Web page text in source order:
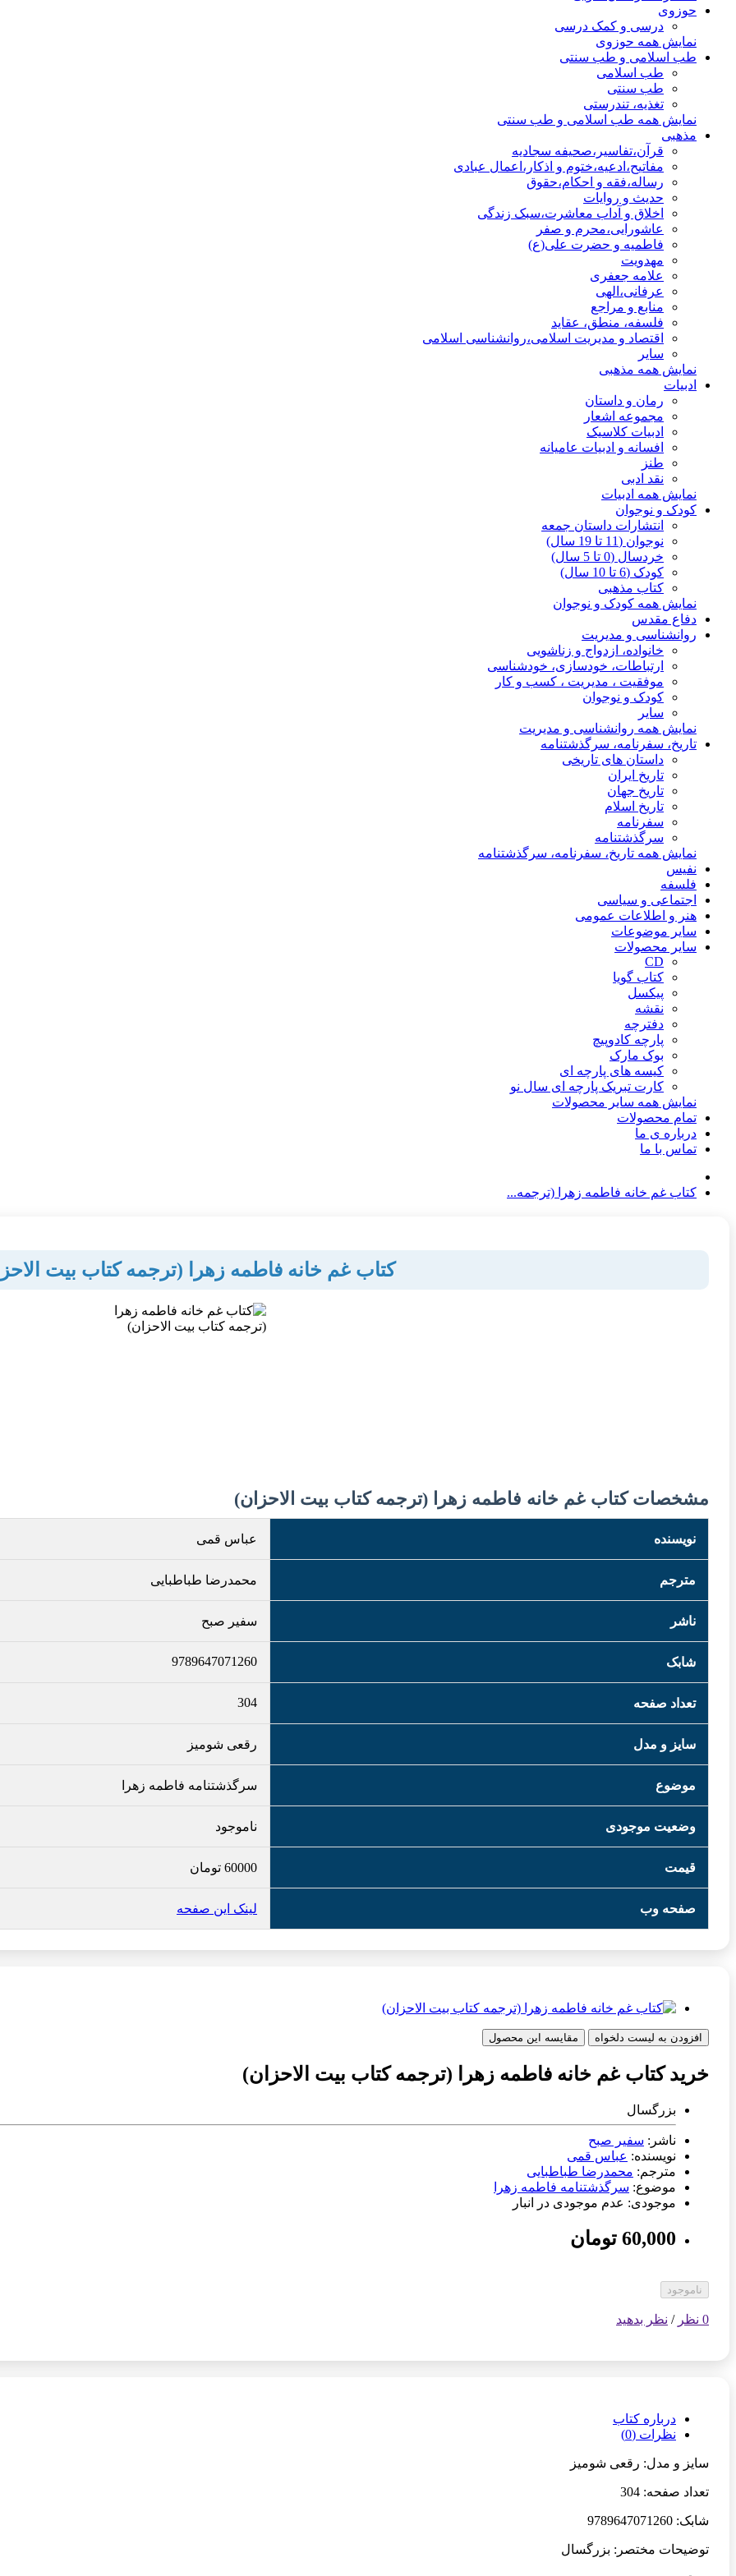
حوزوی
درسی و کمک درسی
نمایش همه حوزوی
طب اسلامی و طب سنتی
طب اسلامی
طب سنتی
تغذیه، تندرستی
نمایش همه طب اسلامی و طب سنتی
مذهبی
قرآن،تفاسیر،صحیفه سجادیه
مفاتیح،ادعیه،ختوم و اذکار،اعمال عبادی
رساله،فقه و احکام،حقوق
حدیث و روایات
اخلاق و آداب معاشرت،سبک زندگی
عاشورایی،محرم و صفر
فاطمیه و حضرت علی(ع)
مهدویت
علامه جعفری
عرفانی،الهی
منابع و مراجع
فلسفه، منطق، عقاید
اقتصاد و مدیریت اسلامی،روانشناسی اسلامی
سایر
نمایش همه مذهبی
ادبیات
رمان و داستان
مجموعه اشعار
ادبیات کلاسیک
افسانه و ادبیات عامیانه
طنز
نقد ادبی
نمایش همه ادبیات
کودک و نوجوان
انتشارات داستان جمعه
نوجوان (11 تا 19 سال)
خردسال (0 تا 5 سال)
کودک (6 تا 10 سال)
کتاب مذهبی
نمایش همه کودک و نوجوان
دفاع مقدس
روانشناسی و مدیریت
خانواده، ازدواج و زناشویی
ارتباطات، خودسازی، خودشناسی
موفقیت ، مدیریت ، کسب و کار
کودک و نوجوان
سایر
نمایش همه روانشناسی و مدیریت
تاریخ، سفرنامه، سرگذشتنامه
داستان های تاریخی
تاریخ ایران
تاریخ جهان
تاریخ اسلام
سفرنامه
سرگذشتنامه
نمایش همه تاریخ، سفرنامه، سرگذشتنامه
نفیس
فلسفه
اجتماعی و سیاسی
هنر و اطلاعات عمومی
سایر موضوعات
سایر محصولات
CD
کتاب گویا
پیکسل
نقشه
دفترچه
پارچه کادوپیچ
بوک مارک
کیسه های پارچه ای
کارت تبریک پارچه ای سال نو
نمایش همه سایر محصولات
تمام محصولات
درباره ی ما
تماس با ما
کتاب غم خانه فاطمه زهرا (ترجمه...
کتاب غم خانه فاطمه زهرا (ترجمه کتاب بیت
مشخصات کتاب غم خانه فاطمه زهرا (ترجمه کتاب بیت الاحزان)
نویسنده عباس قمی
مترجم محمدرضا طباطبایی
ناشر سفیر صبح
شابک 9789647071260
تعداد صفحه 304
سایز و مدل رقعی شومیز
موضوع سرگذشتنامه فاطمه زهرا
وضعیت موجودی ناموجود
قیمت 60000 تومان
صفحه وب لینک این صفحه
افزودن به لیست دلخواه مقایسه این محصول
خرید کتاب غم خانه فاطمه زهرا (ترجمه کتاب بیت الاحزان)
بزرگسال
ناشر: سفیر صبح
نویسنده: عباس قمی
مترجم: محمدرضا طباطبایی
موضوع: سرگذشتنامه فاطمه زهرا
موجودی: عدم موجودی در انبار
60,000 تومان
ناموجود
0 نظر / نظر بدهید
درباره کتاب
نظرات (0)
سایز و مدل: رقعی شومیز
تعداد صفحه: 304
شابک: 9789647071260
توضیحات مختصر: بزرگسال